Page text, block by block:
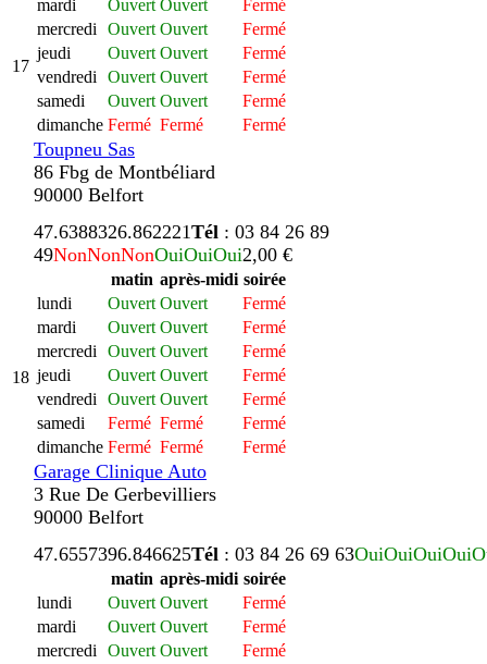
17
mardi
Ouvert Ouvert
Fermé
mercredi
Ouvert Ouvert
Fermé
jeudi
Ouvert Ouvert
Fermé
vendredi
Ouvert Ouvert
Fermé
samedi
Ouvert Ouvert
Fermé
dimanche Fermé Fermé Fermé
Toupneu Sas
86 Fbg de Montbéliard
90000 Belfort
18
47.6388326.862221Tél : 03 84 26 89
49NonNonNonOuiOuiOui2,00 €
matin après-midi soirée
lundi
Ouvert Ouvert
Fermé
mardi
Ouvert Ouvert
Fermé
mercredi
Ouvert Ouvert
Fermé
jeudi
Ouvert Ouvert
Fermé
vendredi
Ouvert Ouvert
Fermé
samedi
Fermé Fermé
Fermé
dimanche Fermé Fermé Fermé
Garage Clinique Auto
3 Rue De Gerbevilliers
90000 Belfort
47.6557396.846625Tél : 03 84 26 69 63OuiOuiOuiOui
matin après-midi soirée
lundi
Ouvert Ouvert
Fermé
mardi
Ouvert Ouvert
Fermé
mercredi
Ouvert Ouvert
Fermé